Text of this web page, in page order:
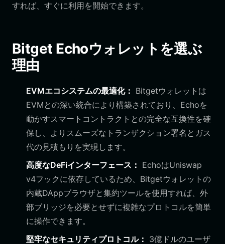
すれば、すぐに利用を開始できます。
Bitget Echoウォレットを選ぶ
理由
EVMエコシステムの最適化： Bitgetウォレットは
EVMとの深い統合により構築されており、Echoを
動かすスマートコントラクトとの完全な互換性を確
保し、よりスムーズなトランザクション署名とガス
代の見積もりを実現します。
高度なDeFiインターフェース： EchoはUniswap
v4フックに依存しているため、Bitgetウォレットの
内蔵DAppブラウザと集約ツールを使用すれば、外
部ブリッジを必要とせずに複雑なプロトコルを簡単
に操作できます。
堅牢なセキュリティプロトコル： 3億ドルのユーザ